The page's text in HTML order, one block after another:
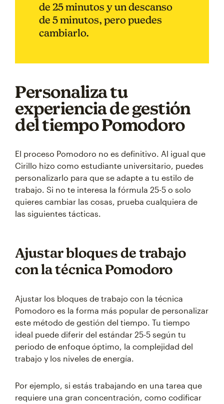
de 25 minutos y un descanso
de 5 minutos, pero puedes
cambiarlo.
Personaliza tu
experiencia de gestión
del tiempo Pomodoro
El proceso Pomodoro no es definitivo. Al igual que
Cirillo hizo como estudiante universitario, puedes
personalizarlo para que se adapte a tu estilo de
trabajo. Si no te interesa la fórmula 25-5 o solo
quieres cambiar las cosas, prueba cualquiera de
las siguientes tácticas.
Ajustar bloques de trabajo
con la técnica Pomodoro
Ajustar los bloques de trabajo con la técnica
Pomodoro es la forma más popular de personalizar
este método de gestión del tiempo. Tu tiempo
ideal puede diferir del estándar 25-5 según tu
periodo de enfoque óptimo, la complejidad del
trabajo y los niveles de energía.
Por ejemplo, si estás trabajando en una tarea que
requiere una gran concentración, como codificar